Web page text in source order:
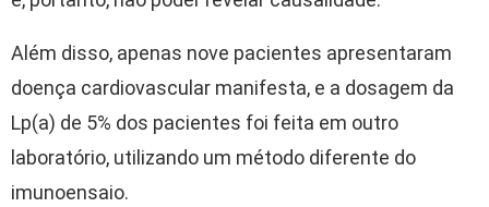
Além disso, apenas nove pacientes apresentaram
doença cardiovascular manifesta, e a dosagem da
Lp(a) de 5% dos pacientes foi feita em outro
laboratório, utilizando um método diferente do
imunoensaio.